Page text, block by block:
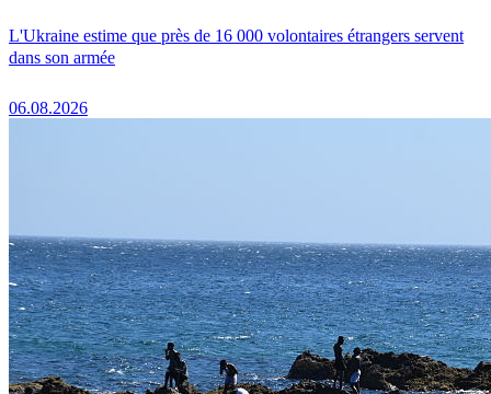
L'Ukraine estime que près de 16 000 volontaires étrangers servent
dans son armée
06.08.2026